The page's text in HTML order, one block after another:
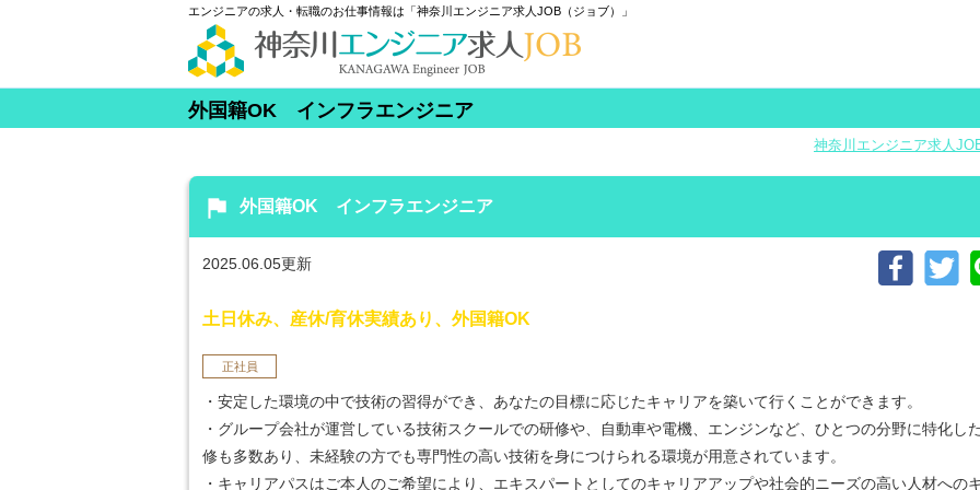
エンジニアの求人・転職のお仕事情報は「神奈川エンジニア求人JOB（ジョブ）」
外国籍OK インフラエンジニア
神奈川エンジニア求人
flag 外国籍OK インフラエンジニア
2025.06.05更新
土日休み、産休/育休実績あり、外国籍OK
正社員
・安定した環境の中で技術の習得ができ、あなたの目標に応じたキャリアを築いて行くことができます。
・グループ会社が運営している技術スクールでの研修や、自動車や電機、エンジンなど、ひとつの分野に特化し
修も多数あり、未経験の方でも専門性の高い技術を身につけられる環境が用意されています。
・キャリアパスはご本人のご希望により、エキスパートとしてのキャリアアップや社会的ニーズの高い人材への